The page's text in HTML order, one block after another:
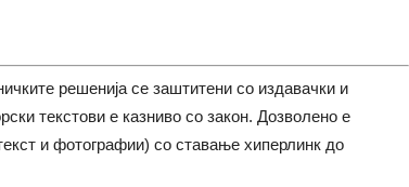
решенија се заштитени со издавачки и
текстови е казниво со закон. Дозволено е
и фотографии) со ставање хиперлинк до